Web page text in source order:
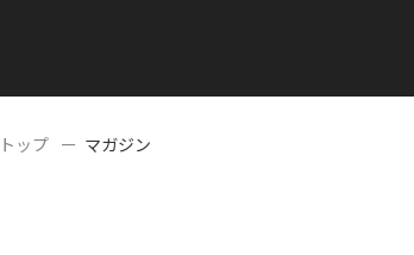
トップ マガジン